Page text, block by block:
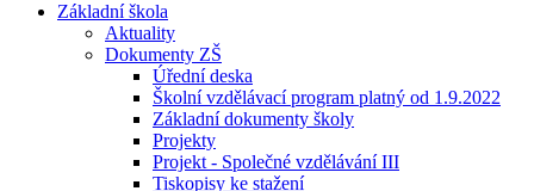
Základní škola
Aktuality
Dokumenty ZŠ
Úřední deska
Školní vzdělávací program platný od 1.9.2022
Základní dokumenty školy
Projekty
Projekt - Společné vzdělávání III
Tiskopisy ke stažení